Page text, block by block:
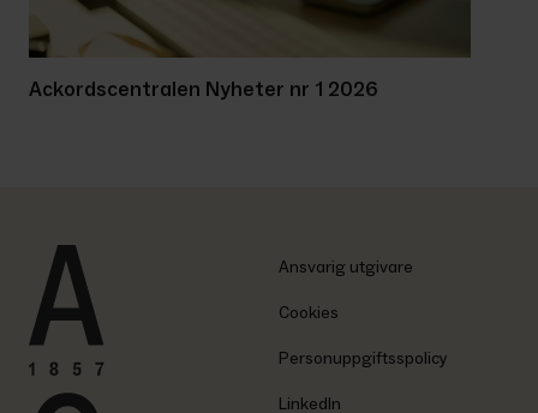
Ackordscentralen Nyheter nr 1 2026
Ansvarig utgivare
Cookies
Personuppgiftsspolicy
LinkedIn